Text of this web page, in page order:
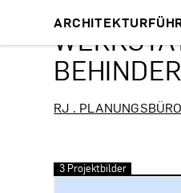
RJ .
3 Projektbilder
Bilder überspringen